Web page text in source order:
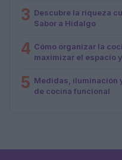
3 Descubre la riqueza
Sabor a Hidalgo
4 Cómo organizar la
maximizar el espacio
5 Medidas, iluminación
de cocina funcional